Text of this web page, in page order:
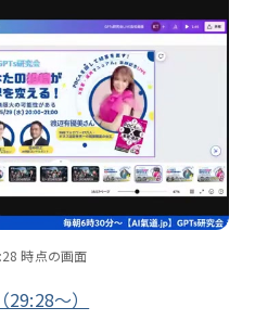
時点の画面
〜）